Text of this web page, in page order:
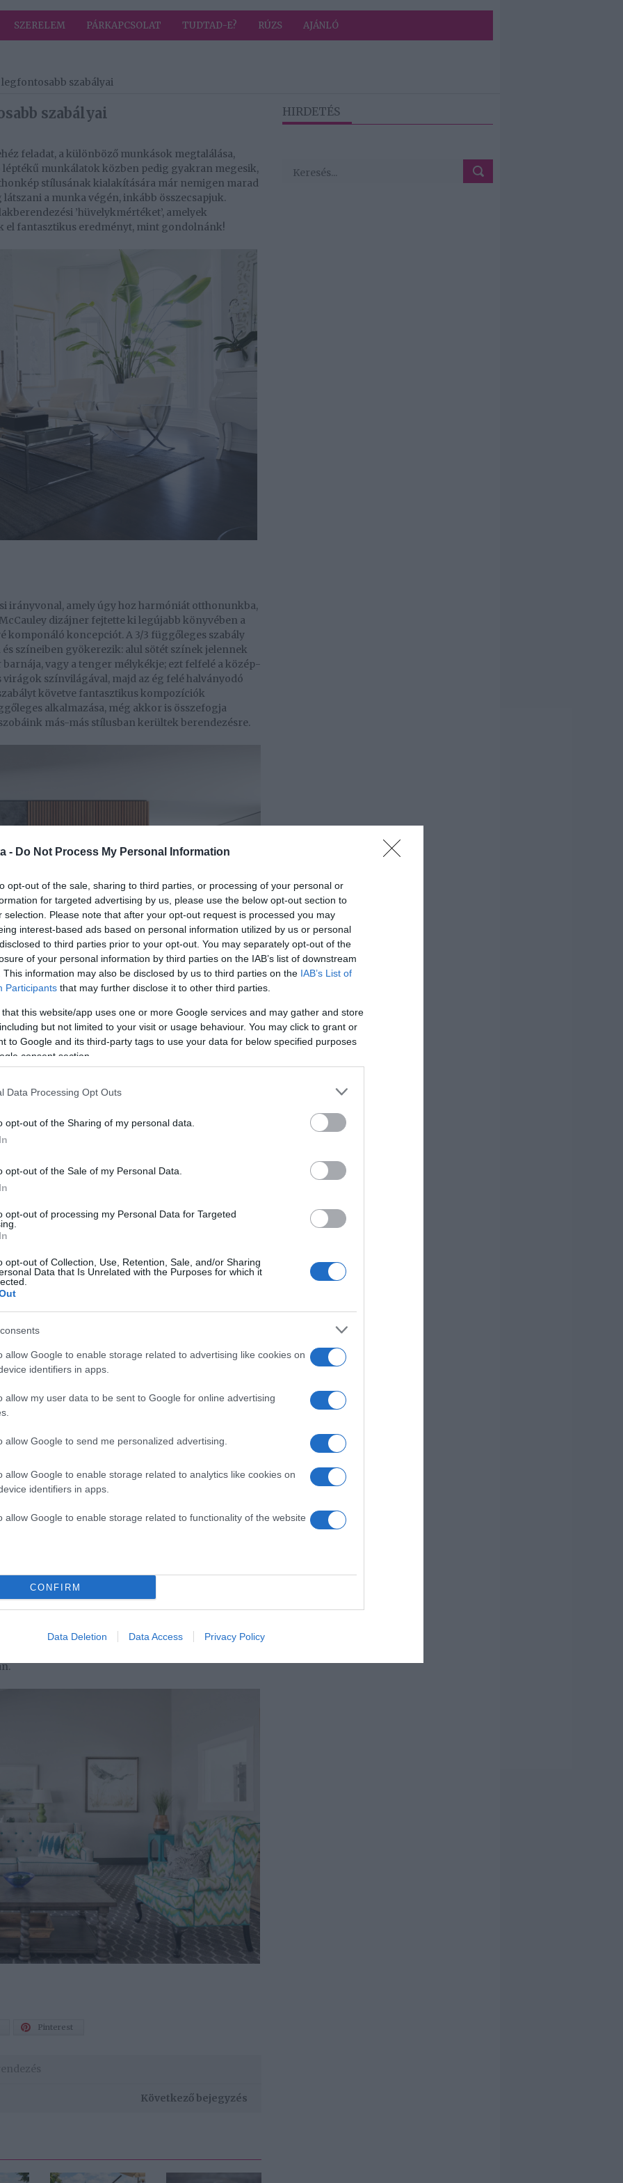
- Do Not Process My Personal Information
opt-out of the sale, sharing to third parties, or processing of your personal or
for targeted advertising by us, please use the below opt-out section to
selection. Please note that after your opt-out request is processed you may
interest-based ads based on personal information utilized by us or personal
to third parties prior to your opt-out. You may separately opt-out of the
of your personal information by third parties on the IAB’s list of downstream
This information may also be disclosed by us to third parties on the IAB’s List of
Participants that may further disclose it to other third parties.
that this website/app uses one or more Google services and may gather and store
but not limited to your visit or usage behaviour. You may click to grant or
to Google and its third-party tags to use your data for below specified purposes
consent section.
Data Processing Opt Outs
opt-out of the Sharing of my personal data.
opt-out of the Sale of my Personal Data.
opt-out of processing my Personal Data for Targeted
opt-out of Collection, Use, Retention, Sale, and/or Sharing
Data that Is Unrelated with the Purposes for which it
allow Google to enable storage related to advertising like cookies on
identifiers in apps.
allow my user data to be sent to Google for online advertising
allow Google to send me personalized advertising.
allow Google to enable storage related to analytics like cookies on
identifiers in apps.
allow Google to enable storage related to functionality of the website
CONFIRM
Data Deletion Data Access Privacy Policy
SZERELEM PÁRKAPCSOLAT TUDTAD-E? RÚZS AJÁNLÓ
szabályai
szabályai
feladat, a különböző munkások megtalálása,
léptékű munkálatok közben pedig gyakran megesik,
stílusának kialakítására már nemigen marad
a munka végén, inkább összecsapjuk.
’hüvelykmértéket’, amelyek
el fantasztikus eredményt, mint gondolnánk!
irányvonal, amely úgy hoz harmóniát otthonunkba,
dizájner fejtette ki legújabb könyvében a
komponáló koncepciót. A 3/3 függőleges szabály
színeiben gyökerezik: alul sötét színek jelennek
barnája, vagy a tenger mélykékje; ezt felfelé a közép-
színvilágával, majd az ég felé halványodó
követve fantasztikus kompozíciók
alkalmazása, még akkor is összefogja
más-más stílusban kerültek berendezésre.
preferált színárnyalatokkal foglalkozik: miután
segítségével eldöntjük melyik árnyalatnak
domináns, egy másodlagos és egy díszítő
mutatja, a domináns szín hozzávetőlegesen 60
ha ez a legsemlegesebb a választott
például falaink vagy a padlóburkolat
árnyalat megjelenhet bútorainkban, a
szín- pedig a különböző kiegészítő és
utolsó szakaszaiban alkalmazhatjuk, amikor
A hármak szabálya arra utal, hogy
kiegészítőink mindig hármas csoportokban néznek
és érdekesebbek a tekintetnek, mint a
és jelentéktelen lehet, az öt vagy akár a hét pedig
tárgyak elhelyezésekor, és csoportosításakor
egymástól, azonban legyen bennük
Pinterest
Következő bejegyzés
HIRDETÉS